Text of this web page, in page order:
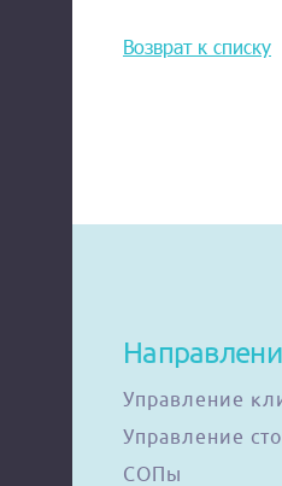
Возврат к списку
Управление
Управление
СОПы